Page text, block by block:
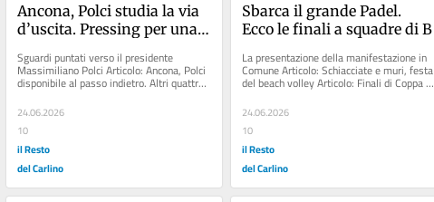
Ancona, Polci studia la via
d’uscita. Pressing per una
Sguardi puntati verso il presidente
Massimiliano Polci Articolo: Ancona, Polci
disponibile al passo indietro. Altri quattro
imprenditori locali pronti...
24.06.2026
10
il Resto
del Carlino
Sbarca il grande Padel.
Ecco le finali a squadre di B
La presentazione della manifestazione in
Comune Articolo: Schiacciate e muri, festa
del beach volley Articolo: Finali di Coppa
Italia: due giornate al...
24.06.2026
10
il Resto
del Carlino